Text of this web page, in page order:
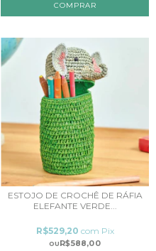
ESTOJO DE CROCHÊ DE RÁFIA
ELEFANTE VERDE...
R$588,00
R$529,20 com Pix